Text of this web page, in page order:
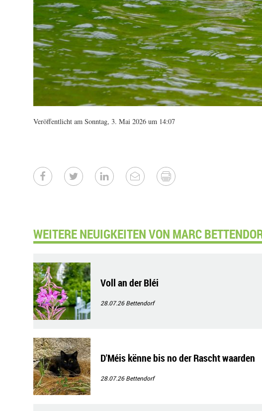
Veröffentlicht am Sonntag, 3. Mai 2026 um 14:07
WEITERE NEUIGKEITEN VON MARC
Voll an der Bléi
28.07.26Bettendorf
D'Méis kënne bis no der Rascht waarden
28.07.26Bettendorf